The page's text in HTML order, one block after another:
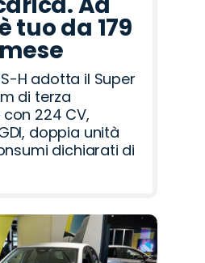
tuo da 179
H adotta il Super
di terza
224 CV,
doppia unità
dichiarati di